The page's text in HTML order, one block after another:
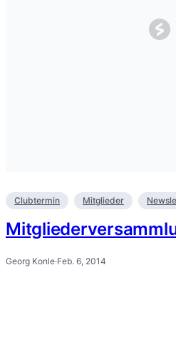
Clubtermin Mitglieder
Georg Konle·Feb. 6, 2014